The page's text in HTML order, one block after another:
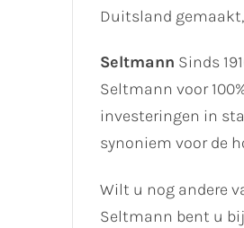
Duitsland
Seltmann Sinds
Seltmann voor
investeringen in
synoniem voor de
Wilt u nog andere
Seltmann bent u